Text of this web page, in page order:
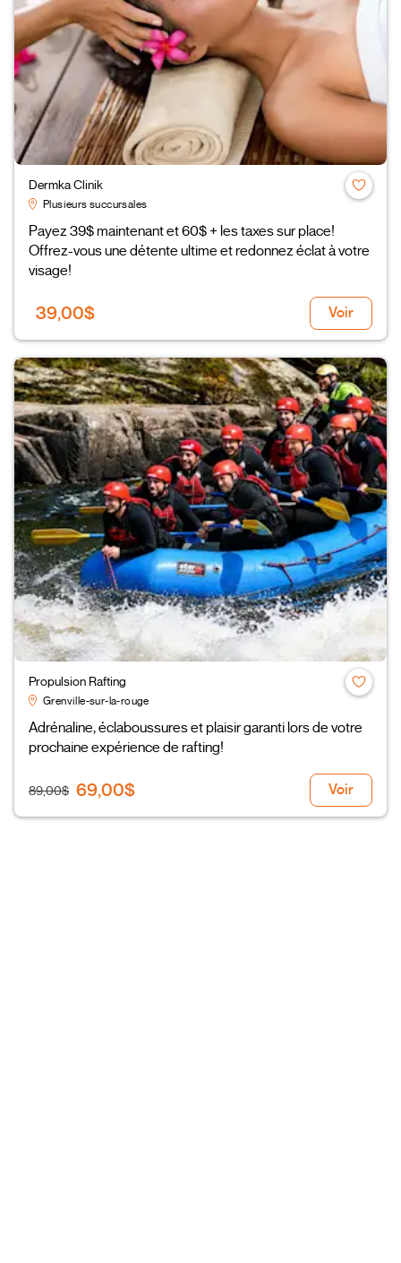
Dermka Clinik
Plusieurs succursales
Payez 39$ maintenant et 60$ + les taxes sur place!
Offrez-vous une détente ultime et redonnez éclat à votre
visage!
39,00$ Voir
Propulsion Rafting
Grenville-sur-la-rouge
Adrénaline, éclaboussures et plaisir garanti lors de votre
prochaine expérience de rafting!
89,00$ 69,00$ Voir